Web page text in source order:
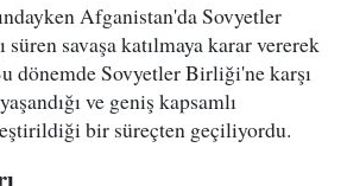
Afganistan'da Sovyetler
savaşa katılmaya karar vererek
dönemde Sovyetler Birliği'ne karşı
ve geniş kapsamlı
bir süreçten geçiliyordu.